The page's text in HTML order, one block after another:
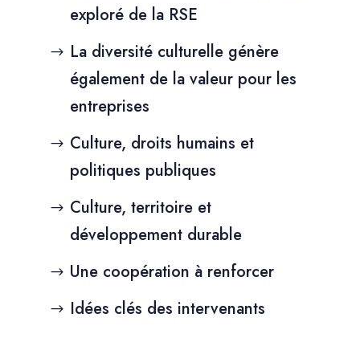
exploré de la RSE
La diversité culturelle génère
également de la valeur pour les
entreprises
Culture, droits humains et
politiques publiques
Culture, territoire et
développement durable
Une coopération à renforcer
Idées clés des intervenants